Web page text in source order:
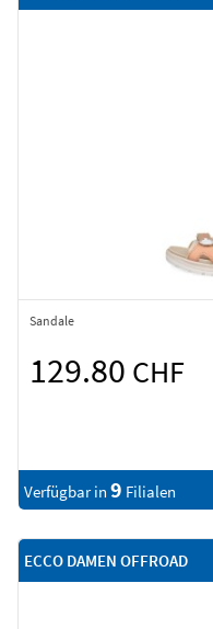
Sandale
129.80 CHF
Verfügbar in 9 Filialen
ECCO DAMEN OFFROAD